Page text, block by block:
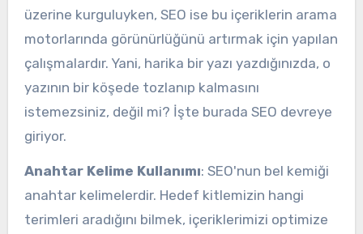
üzerine kurguluyken, SEO ise bu içeriklerin arama
motorlarında görünürlüğünü artırmak için yapılan
çalışmalardır. Yani, harika bir yazı yazdığınızda, o
yazının bir köşede tozlanıp kalmasını
istemezsiniz, değil mi? İşte burada SEO devreye
giriyor.
Anahtar Kelime Kullanımı: SEO'nun bel kemiği
anahtar kelimelerdir. Hedef kitlemizin hangi
terimleri aradığını bilmek, içeriklerimizi optimize